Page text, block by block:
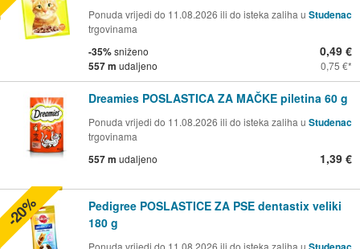
Ponuda vrijedi do 11.08.2026 ili do isteka zaliha u Studenac
trgovinama
-35%sniženo
557 m udaljeno
0,49 €
0,75 €
Dreamies POSLASTICA ZA MAČKE piletina 60 g
Ponuda vrijedi do 11.08.2026 ili do isteka zaliha u Studenac
trgovinama
557 m udaljeno 1,39 €
Pedigree POSLASTICE ZA PSE dentastix veliki
180 g
Ponuda vrijedi do 11.08.2026 ili do isteka zaliha u
-20%